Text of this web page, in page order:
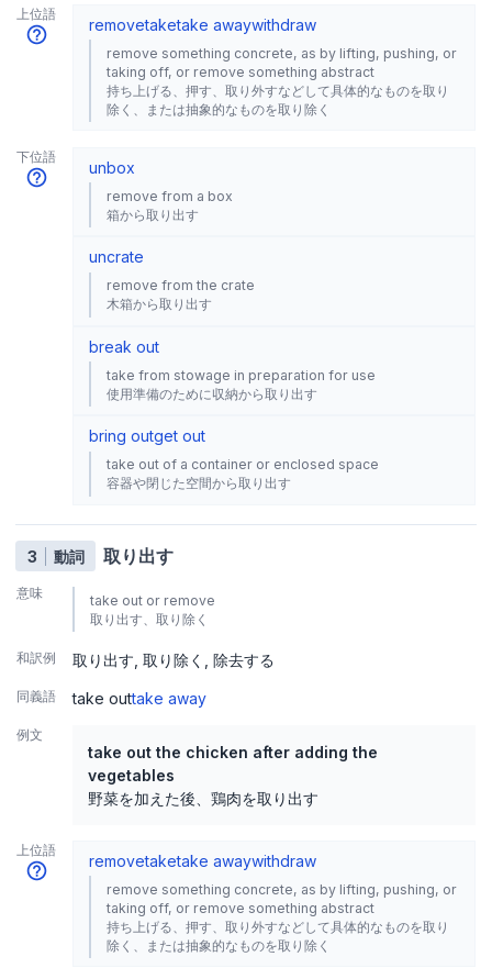
上位語
removetaketake awaywithdraw
remove something concrete, as by lifting, pushing, or
taking off, or remove something abstract
持ち上げる、押す、取り外すなどして具体的なものを取り
除く、または抽象的なものを取り除く
下位語
unbox
remove from a box
箱から取り出す
uncrate
remove from the crate
木箱から取り出す
break out
take from stowage in preparation for use
使用準備のために収納から取り出す
bring outget out
take out of a container or enclosed space
容器や閉じた空間から取り出す
3 動詞 取り出す
意味
take out or remove
取り出す、取り除く
和訳例 取り出す 取り除く 除去する
同義語 take outtake away
例文
take out the chicken after adding the
vegetables
野菜を加えた後、鶏肉を取り出す
上位語
removetaketake awaywithdraw
remove something concrete, as by lifting, pushing, or
taking off, or remove something abstract
持ち上げる、押す、取り外すなどして具体的なものを取り
除く、または抽象的なものを取り除く